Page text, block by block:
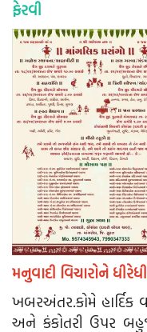
ફેરવી
મનુવાદી વિચારોને
ખબરઅંતર.કોમે
અને કંકોતરી ઉપર